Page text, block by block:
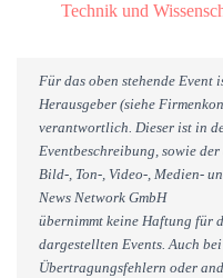
Technik und
Für das oben stehende Event
Herausgeber (siehe
verantwortlich. Dieser ist in
Eventbeschreibung, sowie
Bild-, Ton-, Video-, Medien-
News Network GmbH
übernimmt keine Haftung für
dargestellten Events. Auch bei
Übertragungsfehlern oder